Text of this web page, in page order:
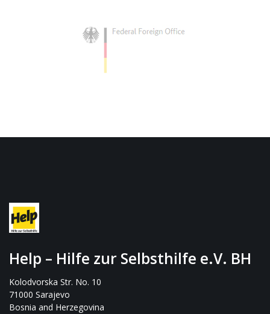
Help – Hilfe zur Selbsthilfe e.V. BH
Kolodvorska Str. No. 10
71000 Sarajevo
Bosnia and Herzegovina